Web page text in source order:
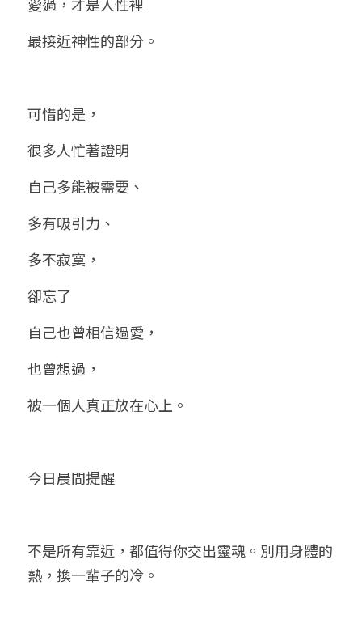
最接近神性的部分。
可惜的是，
很多人忙著證明
自己多能被需要、
多有吸引力、
多不寂寞，
卻忘了
自己也曾相信過愛，
也曾想過，
被一個人真正放在心上。
今日晨間提醒
不是所有靠近，都值得你交出靈魂。別用身體的
熱，換一輩子的冷。